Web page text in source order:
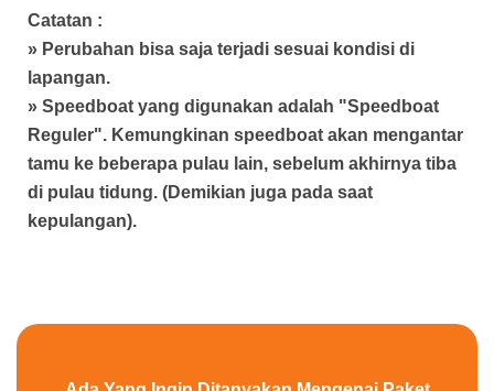
Catatan :
» Perubahan bisa saja terjadi sesuai kondisi di
lapangan.
» Speedboat yang digunakan adalah "Speedboat
Reguler". Kemungkinan speedboat akan mengantar
tamu ke beberapa pulau lain, sebelum akhirnya tiba
di pulau tidung. (Demikian juga pada saat
kepulangan).